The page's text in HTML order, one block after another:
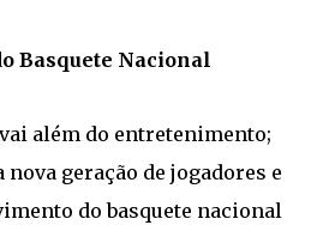
Basquete Nacional
além do entretenimento;
geração de jogadores e
do basquete nacional